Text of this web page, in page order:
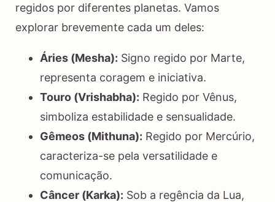
regidos por diferentes planetas. Vamos
explorar brevemente cada um deles:
Áries (Mesha): Signo regido por Marte,
representa coragem e iniciativa.
Touro (Vrishabha): Regido por Vênus,
simboliza estabilidade e sensualidade.
Gêmeos (Mithuna): Regido por Mercúrio,
caracteriza-se pela versatilidade e
comunicação.
Câncer (Karka): Sob a regência da Lua,